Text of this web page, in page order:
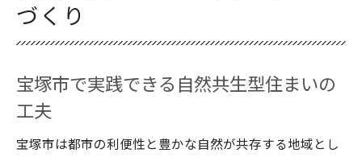
づくり
宝塚市で実践できる自然共生型住まいの
工夫
宝塚市は都市の利便性と豊かな自然が共存する地域とし